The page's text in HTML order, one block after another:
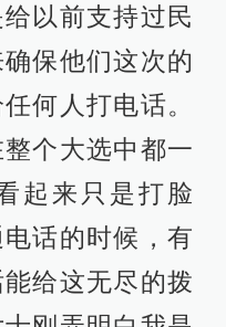
以前支持过民
保他们这次的
何人打电话。
个大选中都一
起来只是打脸
话的时候，有
给这无尽的拨